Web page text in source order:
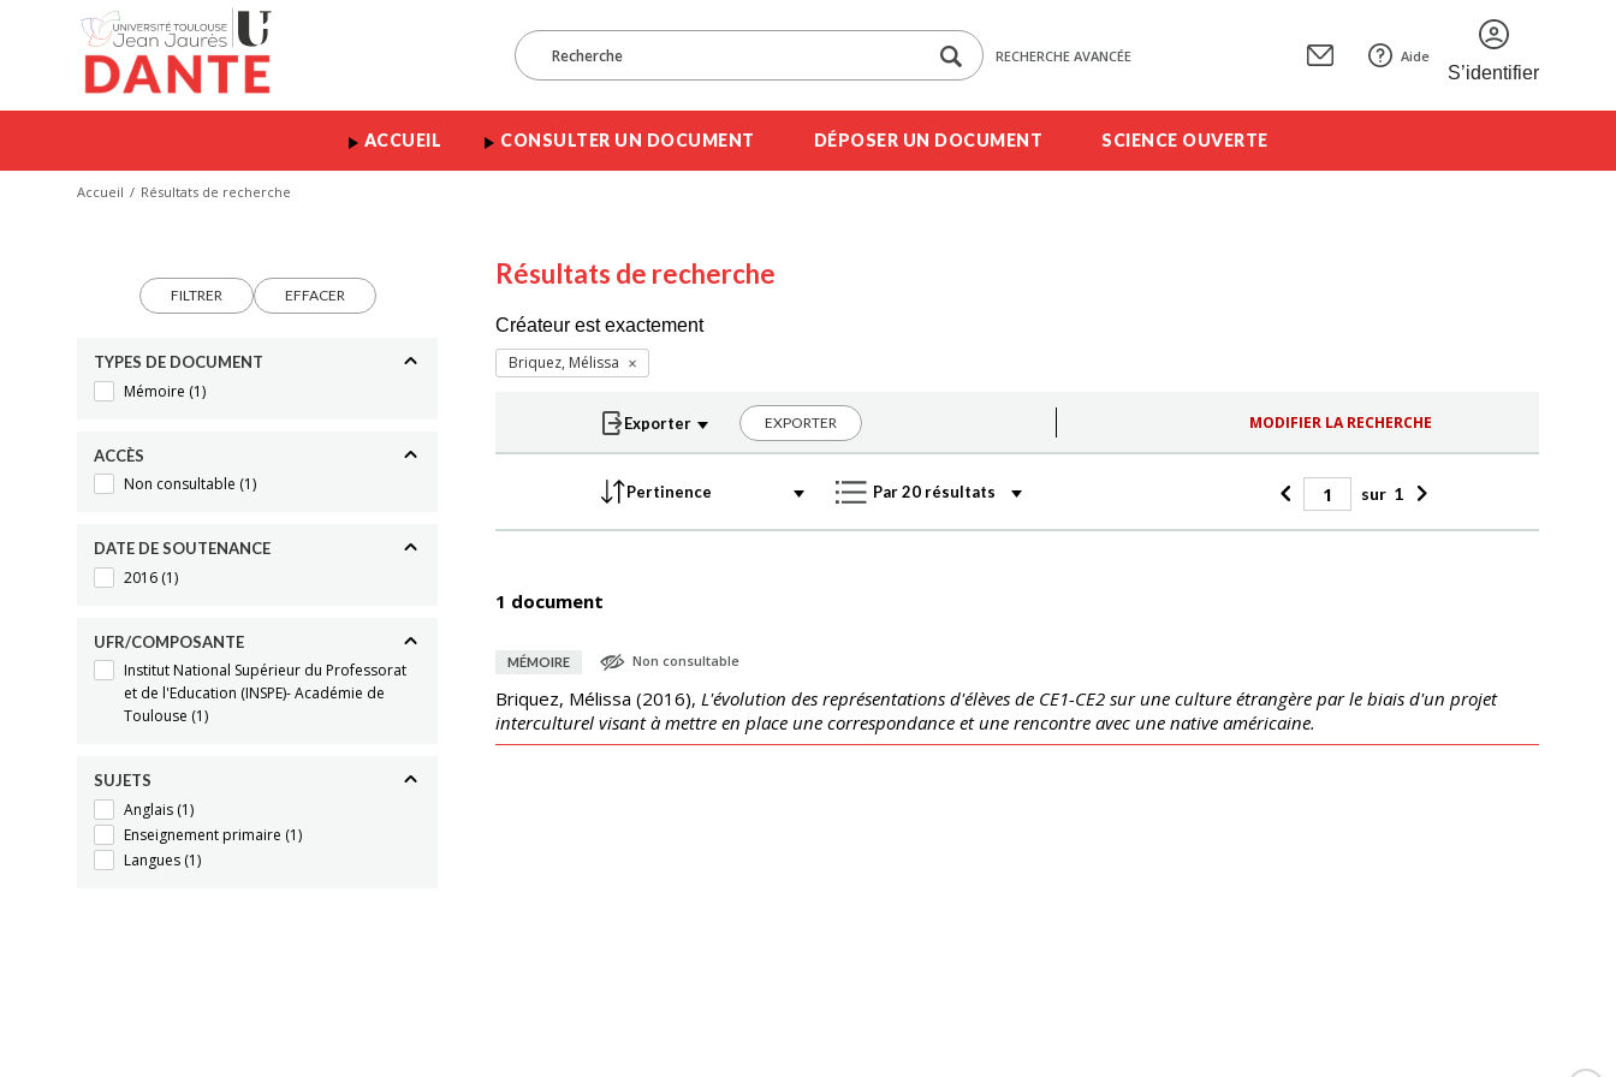
RECHERCHE AVANCÉE Aide
S’identifier
ACCUEIL CONSULTER UN DOCUMENT DÉPOSER UN DOCUMENT SCIENCE OUVERTE
Accueil Résultats de recherche
FILTRER EFFACER
TYPES DE DOCUMENT
Mémoire (1)
ACCÈS
Non consultable (1)
DATE DE SOUTENANCE
2016 (1)
UFR/COMPOSANTE
Institut National Supérieur du Professorat
et de l'Education (INSPE)- Académie de
Toulouse (1)
SUJETS
Anglais (1)
Enseignement primaire (1)
Langues (1)
Résultats de recherche
Créateur est exactement
Briquez, Mélissa
EXPORTER MODIFIER LA RECHERCHE
sur 1
1 document
MÉMOIRE Non consultable
Briquez, Mélissa (2016), L'évolution des représentations d'élèves de CE1-CE2 sur une culture étrangère par le biais d'un projet
interculturel visant à mettre en place une correspondance et une rencontre avec une native américaine.